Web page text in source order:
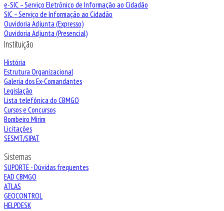
e-SIC – Serviço Eletrônico de Informação ao Cidadão
SIC – Serviço de Informação ao Cidadão
Ouvidoria Adjunta (Expresso)
Ouvidoria Adjunta (Presencial)
Instituição
História
Estrutura Organizacional
Galeria dos Ex-Comandantes
Legislação
Lista telefônica do CBMGO
Cursos e Concursos
Bombeiro Mirim
Licitações
SESMT/SIPAT
Sistemas
SUPORTE - Dúvidas frequentes
EAD CBMGO
ATLAS
GEOCONTROL
HELPDESK